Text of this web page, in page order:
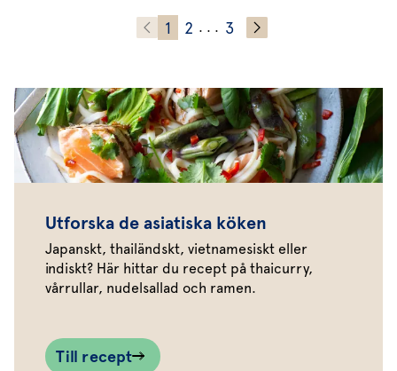
1 2 . . . 3
Utforska de asiatiska köken
Japanskt, thailändskt, vietnamesiskt eller
indiskt? Här hittar du recept på thaicurry,
vårrullar, nudelsallad och ramen.
Till recept